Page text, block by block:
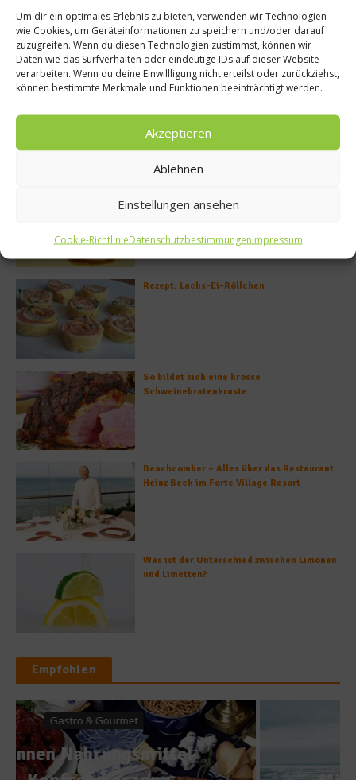
Um dir ein optimales Erlebnis zu bieten, verwenden wir Technologien
wie Cookies, um Geräteinformationen zu speichern und/oder darauf
zuzugreifen. Wenn du diesen Technologien zustimmst, können wir
Daten wie das Surfverhalten oder eindeutige IDs auf dieser Website
verarbeiten. Wenn du deine Einwillligung nicht erteilst oder zurückziehst,
können bestimmte Merkmale und Funktionen beeinträchtigt werden.
Akzeptieren
Ablehnen
Einstellungen ansehen
Cookie-RichtlinieDatenschutzbestimmungenImpressum
Brotkruste auf Tomatenconfit und
Rezept: Lachs-Ei-Röllchen
So bildet sich eine krosse
Schweinebratenkruste
Beachcomber – Alles über das Restaurant
Heinz Beck im Forte Village Resort
Was ist der Unterschied zwischen Limonen
und Limetten?
Empfohlen
Reise